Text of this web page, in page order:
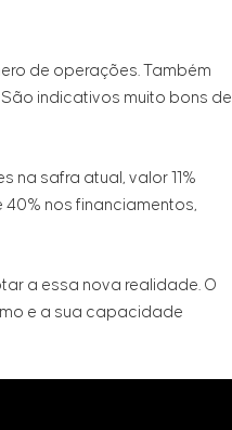
de operações. Também
indicativos muito bons de
na safra atual, valor 11%
nos financiamentos,
a essa nova realidade. O
e a sua capacidade